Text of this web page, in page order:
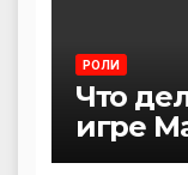
РОЛИ
Что
игре